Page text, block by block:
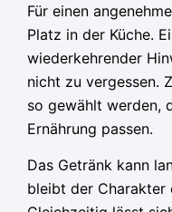
Für einen
Platz in der Küche.
wiederkehrender
nicht zu vergessen.
so gewählt werden,
Ernährung passen.
Das Getränk kann
bleibt der Charakter